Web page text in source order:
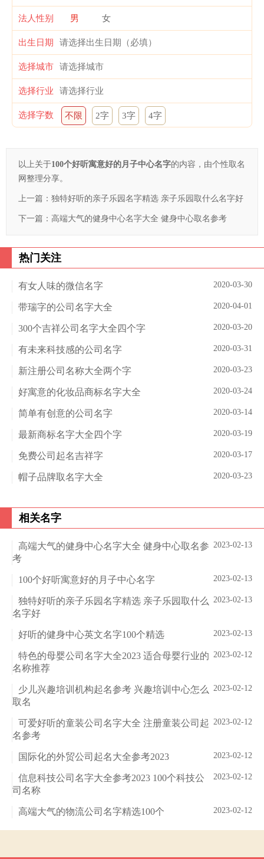
法人性别 男 女
出生日期
选择城市
选择行业
选择字数 不限 2字 3字 4字
以上关于100个好听寓意好的月子中心名字的内容，由个性取名
网整理分享。
上一篇： 独特好听的亲子乐园名字精选 亲子乐园取什么名字好
下一篇： 高端大气的健身中心名字大全 健身中心取名参考
热门关注
2020-03-30
有女人味的微信名字
2020-04-01
带瑞字的公司名字大全
2020-03-20
300个吉祥公司名字大全四个字
2020-03-31
有未来科技感的公司名字
2020-03-23
新注册公司名称大全两个字
2020-03-24
好寓意的化妆品商标名字大全
2020-03-14
简单有创意的公司名字
2020-03-19
最新商标名字大全四个字
2020-03-17
免费公司起名吉祥字
2020-03-23
帽子品牌取名字大全
相关名字
2023-02-13
高端大气的健身中心名字大全 健身中心取名参
考
2023-02-13
100个好听寓意好的月子中心名字
2023-02-13
独特好听的亲子乐园名字精选 亲子乐园取什么
名字好
2023-02-13
好听的健身中心英文名字100个精选
2023-02-12
特色的母婴公司名字大全2023 适合母婴行业的
名称推荐
2023-02-12
少儿兴趣培训机构起名参考 兴趣培训中心怎么
取名
2023-02-12
可爱好听的童装公司名字大全 注册童装公司起
名参考
2023-02-12
国际化的外贸公司起名大全参考2023
2023-02-12
信息科技公司名字大全参考2023 100个科技公
司名称
2023-02-12
高端大气的物流公司名字精选100个